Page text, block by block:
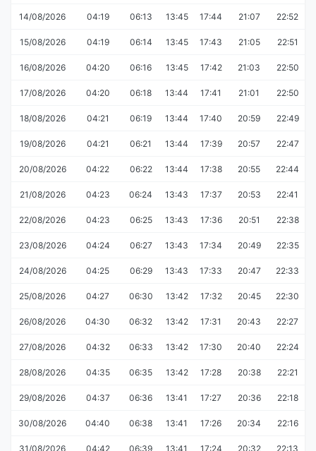
14/08/2026 04:19 06:13 13:45 17:44 21:07 22:52
15/08/2026 04:19 06:14 13:45 17:43 21:05 22:51
16/08/2026 04:20 06:16 13:45 17:42 21:03 22:50
17/08/2026 04:20 06:18 13:44 17:41 21:01 22:50
18/08/2026 04:21 06:19 13:44 17:40 20:59 22:49
19/08/2026 04:21 06:21 13:44 17:39 20:57 22:47
20/08/2026 04:22 06:22 13:44 17:38 20:55 22:44
21/08/2026 04:23 06:24 13:43 17:37 20:53 22:41
22/08/2026 04:23 06:25 13:43 17:36 20:51 22:38
23/08/2026 04:24 06:27 13:43 17:34 20:49 22:35
24/08/2026 04:25 06:29 13:43 17:33 20:47 22:33
25/08/2026 04:27 06:30 13:42 17:32 20:45 22:30
26/08/2026 04:30 06:32 13:42 17:31 20:43 22:27
27/08/2026 04:32 06:33 13:42 17:30 20:40 22:24
28/08/2026 04:35 06:35 13:42 17:28 20:38 22:21
29/08/2026 04:37 06:36 13:41 17:27 20:36 22:18
30/08/2026 04:40 06:38 13:41 17:26 20:34 22:16
31/08/2026 04:42 06:39 13:41 17:24 20:32 22:13